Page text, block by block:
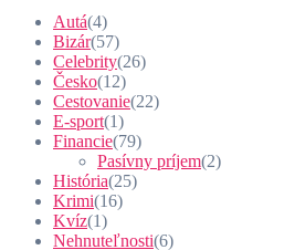
Autá(4)
Bizár(57)
Celebrity(26)
Česko(12)
Cestovanie(22)
E-sport(1)
Financie(79)
Pasívny príjem(2)
História(25)
Krimi(16)
Kvíz(1)
Nehnuteľnosti(6)